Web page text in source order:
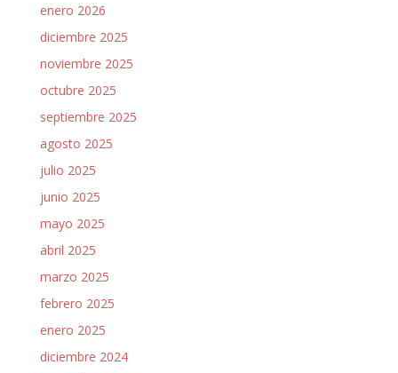
enero 2026
diciembre 2025
noviembre 2025
octubre 2025
septiembre 2025
agosto 2025
julio 2025
junio 2025
mayo 2025
abril 2025
marzo 2025
febrero 2025
enero 2025
diciembre 2024